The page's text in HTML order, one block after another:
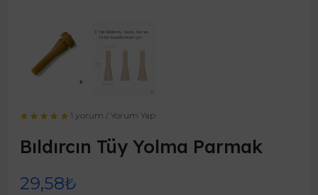
1 yorum /Yorum Yap
Bıldırcın Tüy Yolma Parmak
29,58₺